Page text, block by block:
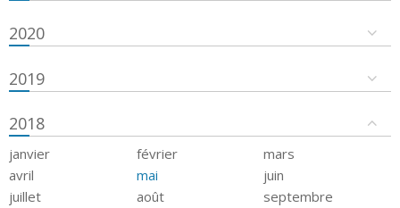
2020
2019
2018
janvier février
mars
avril
mai
juin
juillet
août
septembre